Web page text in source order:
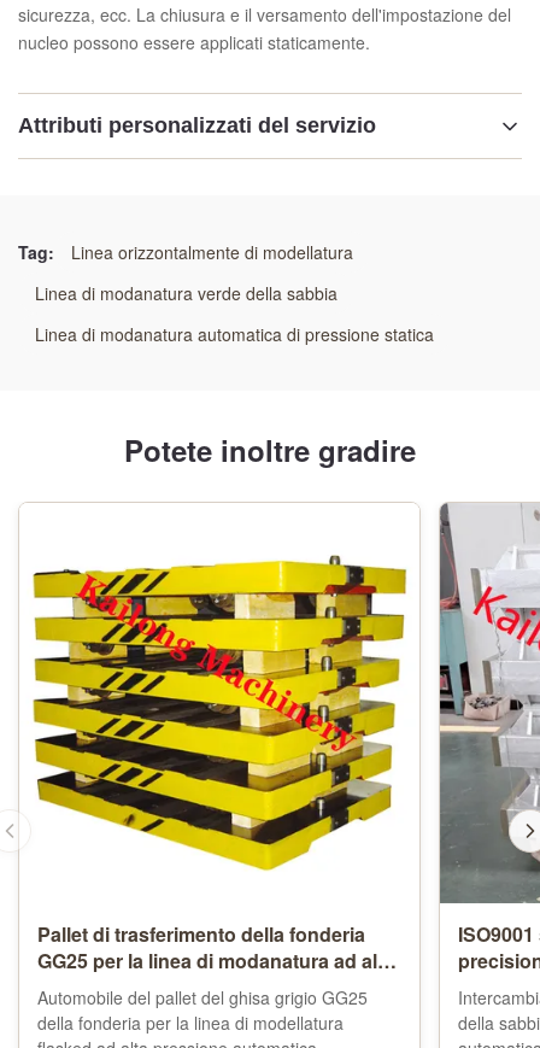
sicurezza, ecc. La chiusura e il versamento dell'impostazione del
nucleo possono essere applicati staticamente.
Attributi personalizzati del servizio
Linea di stampaggio automatica a più pistoni
Tag:
Linea orizzontalmente di modellatura
Linea di modanatura verde della sabbia
Linea di modanatura automatica di pressione statica
Potete inoltre gradire
Pallet di trasferimento della fonderia
GG25 per la linea di modanatura ad alta
pressione di Flasked
Automobile del pallet del ghisa grigio GG25
della fonderia per la linea di modellatura
della